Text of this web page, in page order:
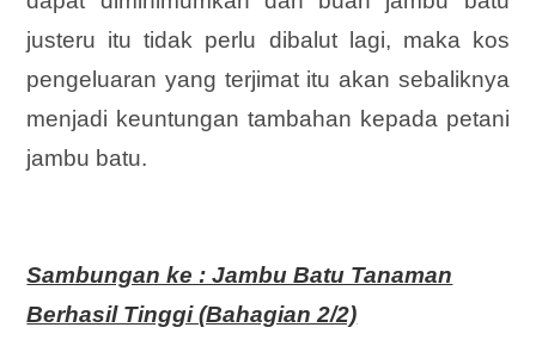
justeru itu tidak perlu dibalut lagi, maka kos
pengeluaran yang terjimat itu akan sebaliknya
menjadi keuntungan tambahan kepada petani
jambu batu.
Sambungan ke : Jambu Batu Tanaman
Berhasil Tinggi (Bahagian 2/2)